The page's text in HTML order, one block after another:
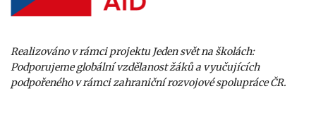
Realizováno v rámci projektu Jeden svět na školách:
Podporujeme globální vzdělanost žáků a vyučujících
podpořeného v rámci zahraniční rozvojové spolupráce ČR.